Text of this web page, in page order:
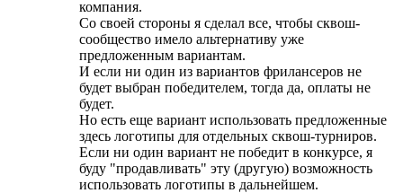
компания.
Со своей стороны я сделал все, чтобы сквош-
сообщество имело альтернативу уже
предложенным вариантам.
И если ни один из вариантов фрилансеров не
будет выбран победителем, тогда да, оплаты не
будет.
Но есть еще вариант использовать предложенные
здесь логотипы для отдельных сквош-турниров.
Если ни один вариант не победит в конкурсе, я
буду "продавливать" эту (другую) возможность
использовать логотипы в дальнейшем.